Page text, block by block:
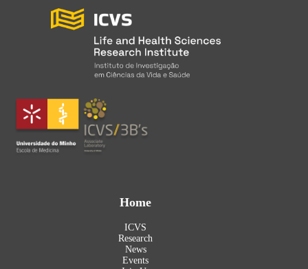
Home
ICVS
Research
News
Events